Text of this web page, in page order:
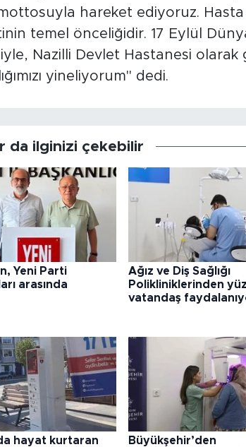
hareket ediyoruz.
temel önceliğidir. 17 Eylül
Nazilli Devlet Hastanesi olarak
yineliyorum" dedi.
da ilginizi çekebilir
Yeni Parti
arasında
Ağız ve Diş Sağlığı
Polikliniklerinden
vatandaş
hayat kurtaran
Büyükşehir’den